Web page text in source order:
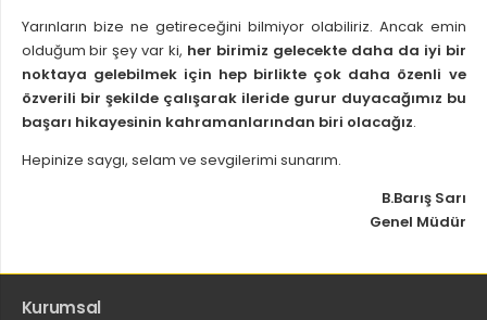
Yarınların bize ne getireceğini bilmiyor olabiliriz. Ancak emin
olduğum bir şey var ki, her birimiz gelecekte daha da iyi bir
noktaya gelebilmek için hep birlikte çok daha özenli ve
özverili bir şekilde çalışarak ileride gurur duyacağımız bu
başarı hikayesinin kahramanlarından biri olacağız.
Hepinize saygı, selam ve sevgilerimi sunarım.
B.Barış Sarı
Genel Müdür
Kurumsal